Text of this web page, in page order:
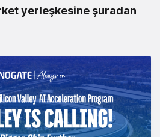
yerleşkesine şuradan